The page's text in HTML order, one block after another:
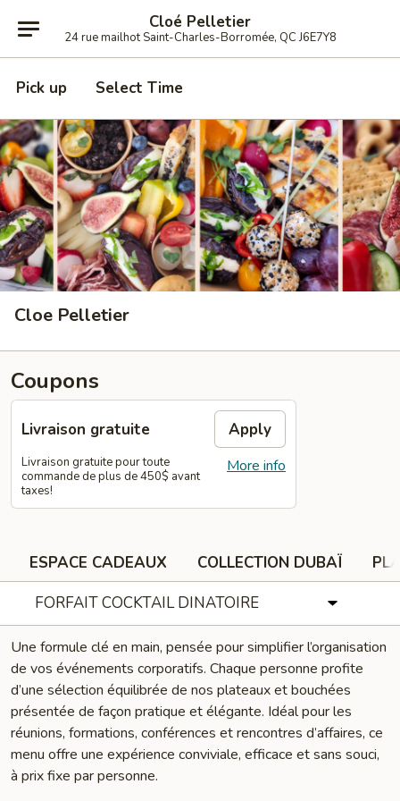
Cloé Pelletier
24 rue mailhot Saint-Charles-Borromée, QC J6E7Y8
Pick up Select Time
Cloe Pelletier
Coupons
Livraison gratuite Apply
More info
Livraison gratuite pour toute
commande de plus de 450$ avant
taxes!
ESPACE CADEAUX COLLECTION DUBAÏ
FORFAIT COCKTAIL DINATOIRE
Une formule clé en main, pensée pour simplifier l’organisation
de vos événements corporatifs. Chaque personne profite
d’une sélection équilibrée de nos plateaux et bouchées
présentée de façon pratique et élégante. Idéal pour les
réunions, formations, conférences et rencontres d’affaires, ce
menu offre une expérience conviviale, efficace et sans souci,
à prix fixe par personne.